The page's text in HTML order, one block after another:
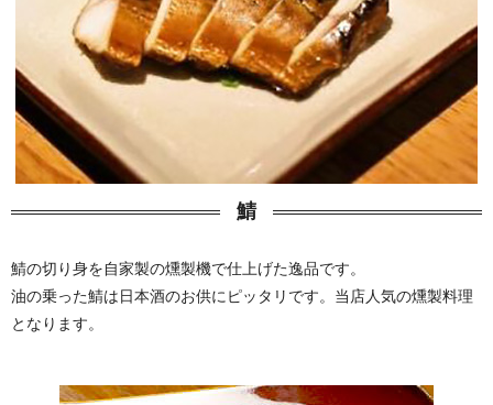
鯖
鯖の切り身を自家製の燻製機で仕上げた逸品です。
油の乗った鯖は日本酒のお供にピッタリです。当店人気の燻製料理
となります。